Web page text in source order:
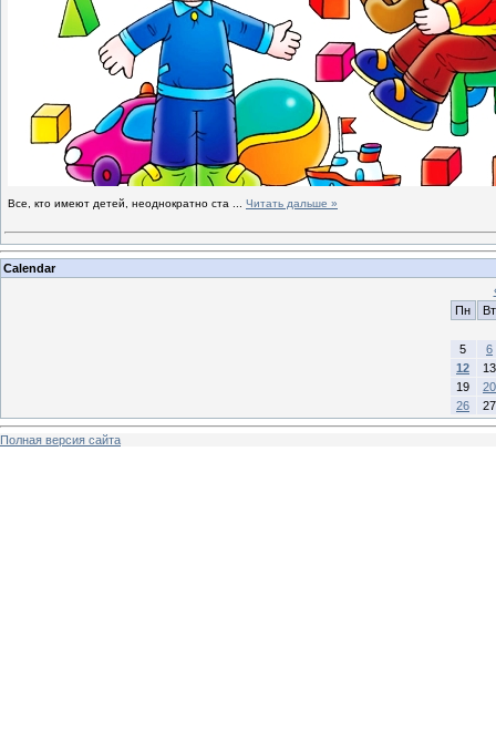
Все, кто имеют детей, неоднократно ста Читать дальше »
Calendar
Пн
Вт
5
6
12
13
19
20
26
27
Полная версия сайта